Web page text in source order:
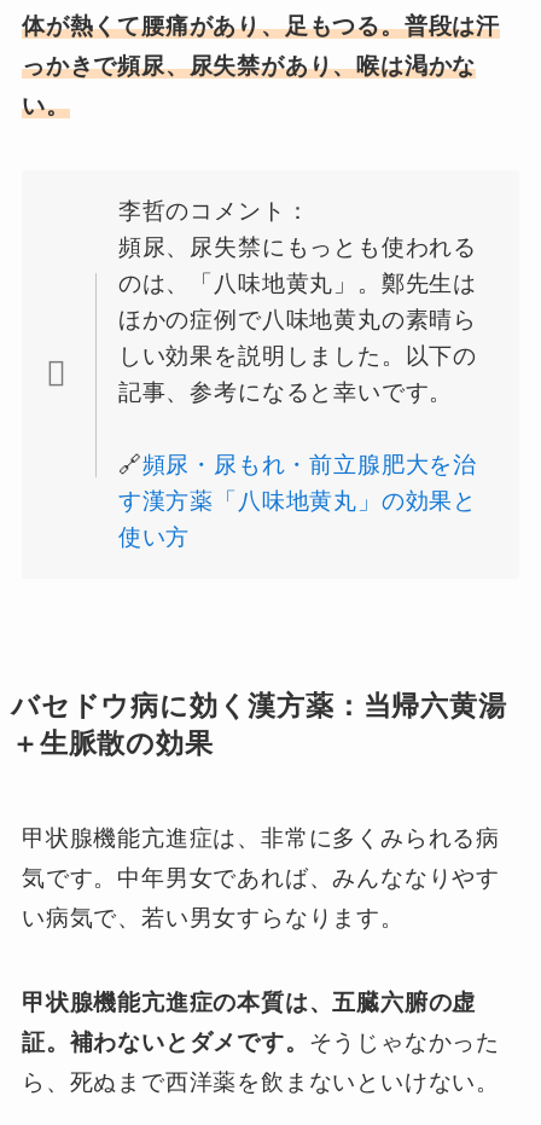
体が熱くて腰痛があり、足もつる。普段は汗
っかきで頻尿、尿失禁があり、喉は渇かな
い。
李哲のコメント：
頻尿、尿失禁にもっとも使われる
のは、「八味地黄丸」。鄭先生は
ほかの症例で八味地黄丸の素晴ら
しい効果を説明しました。以下の
記事、参考になると幸いです。
🔗頻尿・尿もれ・前立腺肥大を治
す漢方薬「八味地黄丸」の効果と
使い方
バセドウ病に効く漢方薬：当帰六黄湯
＋生脈散の効果
甲状腺機能亢進症は、非常に多くみられる病
気です。中年男女であれば、みんななりやす
い病気で、若い男女すらなります。
甲状腺機能亢進症の本質は、五臓六腑の虚
証。補わないとダメです。 そうじゃなかった
ら、死ぬまで西洋薬を飲まないといけない。